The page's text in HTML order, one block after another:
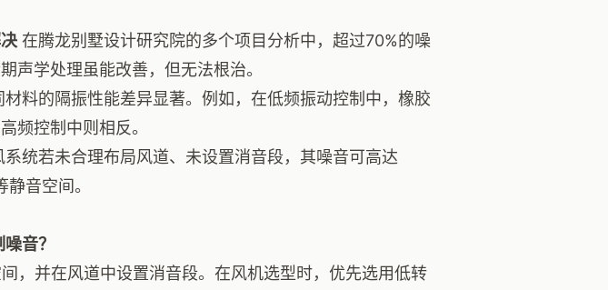
在腾龙别墅设计研究院的多个项目分析中，超过70%的噪
声学处理虽能改善，但无法根治。
料的隔振性能差异显著。例如，在低频振动控制中，橡胶
频控制中则相反。
系统若未合理布局风道、未设置消音段，其噪音可高达
音空间。
音？
，并在风道中设置消音段。在风机选型时，优先选用低转